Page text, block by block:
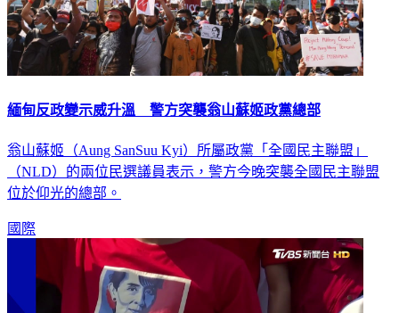
緬甸反政變示威升溫 警方突襲翁山蘇姬政黨總部
翁山蘇姬（Aung SanSuu Kyi）所屬政黨「全國民主聯盟」
（NLD）的兩位民選議員表示，警方今晚突襲全國民主聯盟
位於仰光的總部。
國際